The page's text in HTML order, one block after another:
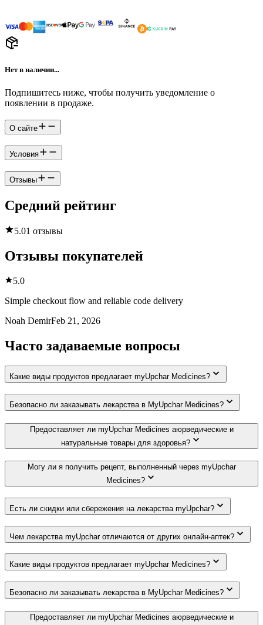
Нет в наличии...
Подпишитесь ниже, чтобы получить уведомление о
появлении в продаже.
О сайте
Условия
Отзывы
Средний рейтинг
5.01 отзывы
Отзывы покупателей
5.0
Simple checkout flow and reliable code delivery
Noah DemirFeb 21, 2026
Часто задаваемые вопросы
Какие виды продуктов предлагает myUpchar Medicines?
Безопасно ли заказывать лекарства в MyUpchar Medicines?
Предоставляет ли myUpchar Medicines аюрведические и
натуральные товары для здоровья?
Могу ли я получить рецепт, выполненный через myUpchar
Medicines?
Есть ли скидки или сбережения на лекарства myUpchar?
Чем лекарства myUpchar отличаются от других онлайн-аптек?
Какие виды продуктов предлагает myUpchar Medicines?
Безопасно ли заказывать лекарства в MyUpchar Medicines?
Предоставляет ли myUpchar Medicines аюрведические и